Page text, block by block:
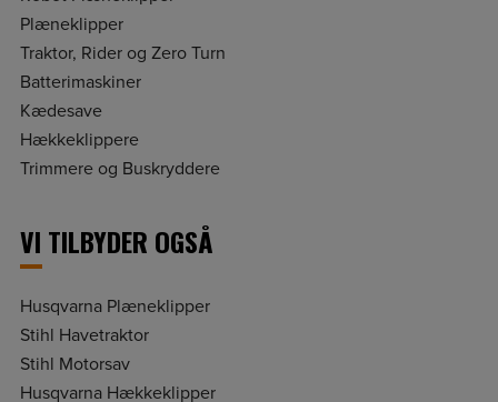
Plæneklipper
Traktor, Rider og Zero Turn
Batterimaskiner
Kædesave
Hækkeklippere
Trimmere og Buskryddere
VI TILBYDER OGSÅ
Husqvarna Plæneklipper
Stihl Havetraktor
Stihl Motorsav
Husqvarna Hækkeklipper